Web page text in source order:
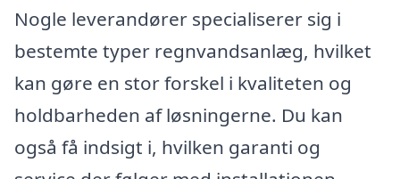
Nogle leverandører specialiserer sig i
bestemte typer regnvandsanlæg, hvilket
kan gøre en stor forskel i kvaliteten og
holdbarheden af løsningerne. Du kan
også få indsigt i, hvilken garanti og